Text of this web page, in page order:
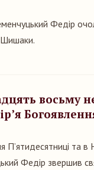
Федір
Шишаки.
восьму
П’ятидесятниці та в
Федір звершив